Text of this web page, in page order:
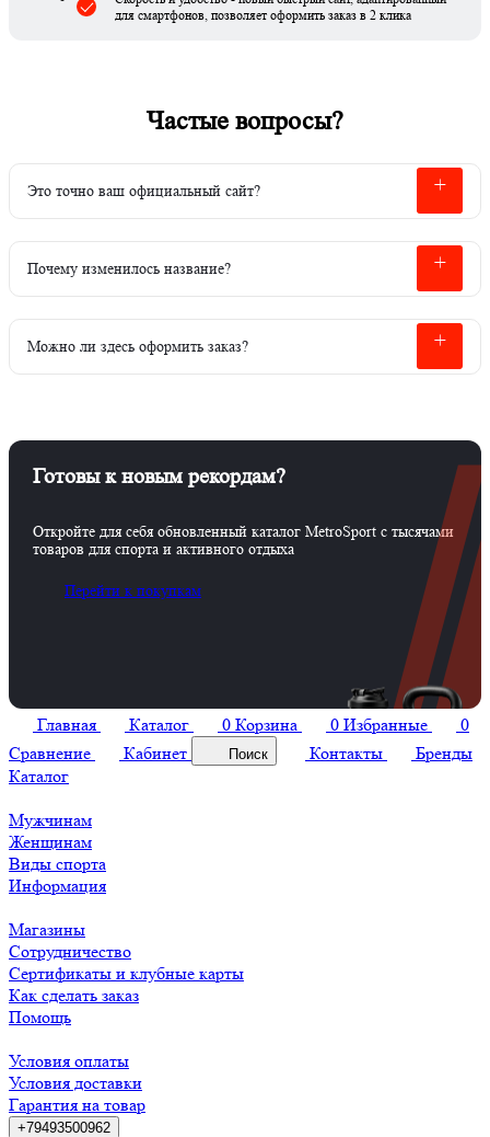
для смартфонов, позволяет оформить заказ в 2 клика
Частые вопросы?
Это точно ваш официальный сайт?
Почему изменилось название?
Можно ли здесь оформить заказ?
Готовы к новым рекордам?
Откройте для себя обновленный каталог MetroSport с тысячами
товаров для спорта и активного отдыха
Перейти к покупкам
Главная Каталог 0 Корзина 0 Избранные
0
Сравнение
Кабинет Поиск Контакты
Бренды
Каталог
Мужчинам
Женщинам
Виды спорта
Информация
Магазины
Сотрудничество
Сертификаты и клубные карты
Как сделать заказ
Помощь
Условия оплаты
Условия доставки
Гарантия на товар
+79493500962